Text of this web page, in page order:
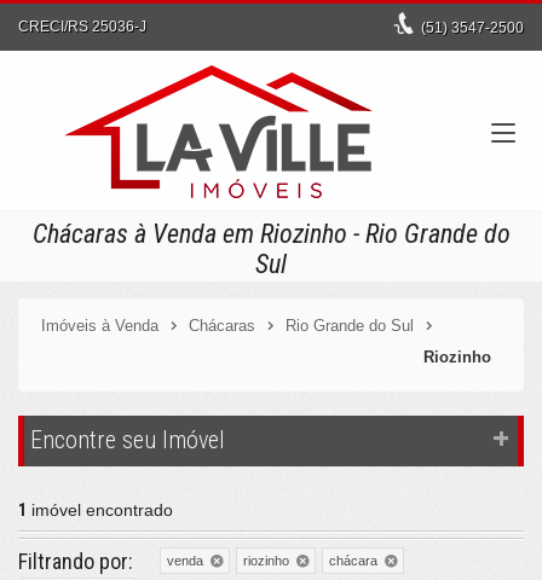
CRECI/RS 25036-J (51) 3547-2500
Chácaras à Venda em Riozinho - Rio Grande do
Sul
Imóveis à Venda Chácaras
Rio Grande do Sul
Riozinho
Encontre seu Imóvel
1 imóvel encontrado
Filtrando por: venda riozinho
chácara